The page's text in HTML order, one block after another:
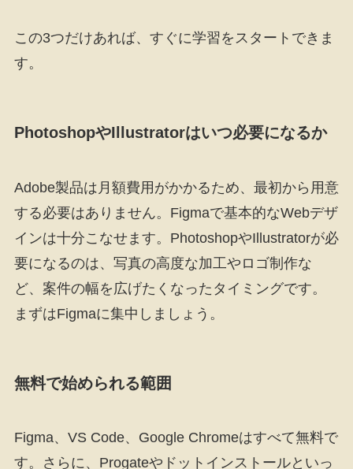
この3つだけあれば、すぐに学習をスタートできま
す。
PhotoshopやIllustratorはいつ必要になるか
Adobe製品は月額費用がかかるため、最初から用意
する必要はありません。Figmaで基本的なWebデザ
インは十分こなせます。PhotoshopやIllustratorが必
要になるのは、写真の高度な加工やロゴ制作な
ど、案件の幅を広げたくなったタイミングです。
まずはFigmaに集中しましょう。
無料で始められる範囲
Figma、VS Code、Google Chromeはすべて無料で
す。さらに、Progateやドットインストールといっ